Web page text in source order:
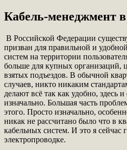
Кабель-менеджмент
В Российской Федерации
призван для правильной и
систем на территории
больше для купных организаций,
взятых подъездов. В обычной
случаев, никто никаким
делают всё так как удобно, здесь
изначально. Большая часть
этого. Просто изначально,
никак не рассчитано было что в
кабельных систем. И это я сейчас
электропроводке.